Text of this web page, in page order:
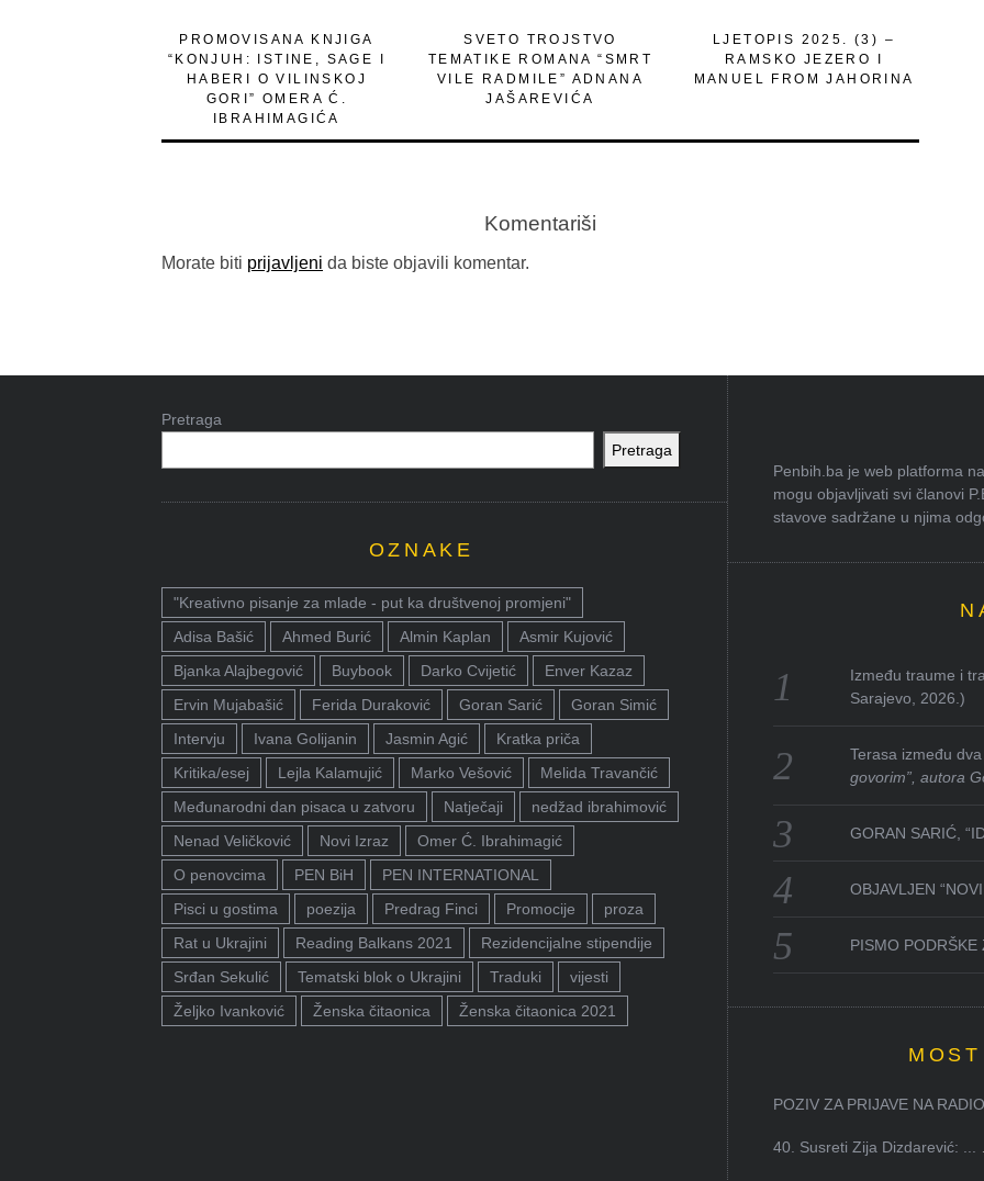
PROMOVISANA KNJIGA
“KONJUH: ISTINE, SAGE I
HABERI O VILINSKOJ
GORI” OMERA Ć.
IBRAHIMAGIĆA
SVETO TROJSTVO
TEMATIKE ROMANA “SMRT
VILE RADMILE” ADNANA
JAŠAREVIĆA
LJETOPIS 2025. (3) –
RAMSKO JEZERO I
MANUEL FROM JAHORINA
Komentariši
Morate biti prijavljeni da biste objavili komentar.
Pretraga
Pretraga
OZNAKE
"Kreativno pisanje za mlade - put ka društvenoj promjeni"
Adisa Bašić
Ahmed Burić Almin Kaplan
Asmir Kujović
Bjanka Alajbegović
Buybook Darko Cvijetić
Enver Kazaz
Ervin Mujabašić
Ferida Duraković Goran Sarić
Goran Simić
Intervju
Ivana Golijanin Jasmin Agić
Kratka priča
Kritika/esej
Lejla Kalamujić Marko Vešović
Melida Travančić
Međunarodni dan pisaca u zatvoru
Natječaji
nedžad ibrahimović
Nenad Veličković
Novi Izraz
Omer Ć. Ibrahimagić
O penovcima
PEN BiH
PEN INTERNATIONAL
Pisci u gostima
poezija Predrag Finci Promocije
proza
Rat u Ukrajini
Reading Balkans 2021
Rezidencijalne stipendije
Srđan Sekulić
Tematski blok o Ukrajini Traduki
vijesti
Željko Ivanković
Ženska čitaonica Ženska čitaonica 2021
Penbih.ba je web platforma
mogu objavljivati svi članovi
stavove sadržane u njima
Između traume i
Sarajevo, 2026.)
Terasa između
govorim”, autora
GORAN SARIĆ,
OBJAVLJEN
PISMO PODRŠKE
POZIV ZA PRIJAVE NA
40. Susreti Zija Dizdarević: ...